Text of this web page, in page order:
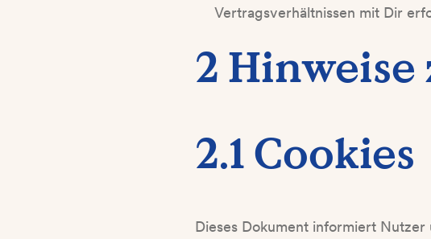
Vertragsverhältnissen mit Dir
2 Hinweise
2.1 Cookies
Dieses Dokument informiert